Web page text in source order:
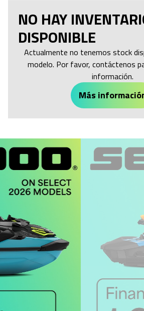
NO HAY
DISPONIBLE
Actualmente no tenemos stock
modelo. Por favor, contáctenos
información.
Más